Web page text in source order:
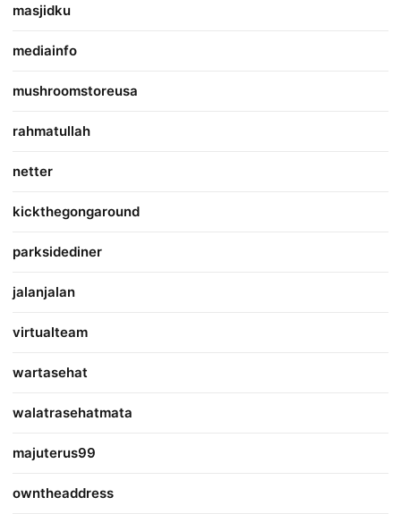
masjidku
mediainfo
mushroomstoreusa
rahmatullah
netter
kickthegongaround
parksidediner
jalanjalan
virtualteam
wartasehat
walatrasehatmata
majuterus99
owntheaddress